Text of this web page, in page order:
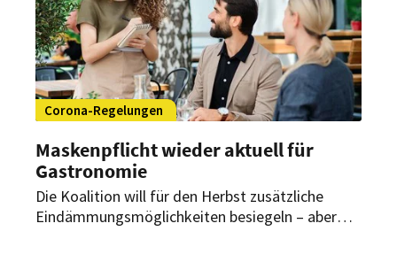
Corona-Regelungen
Maskenpflicht wieder aktuell für
Gastronomie
Die Koalition will für den Herbst zusätzliche
Eindämmungsmöglichkeiten besiegeln – aber